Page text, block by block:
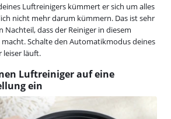
Luftreinigers kümmert er sich um alles
nicht mehr darum kümmern. Das ist sehr
Nachteil, dass der Reiniger in diesem
Schalte den Automatikmodus deines
leiser läuft.
Luftreiniger auf eine
ein